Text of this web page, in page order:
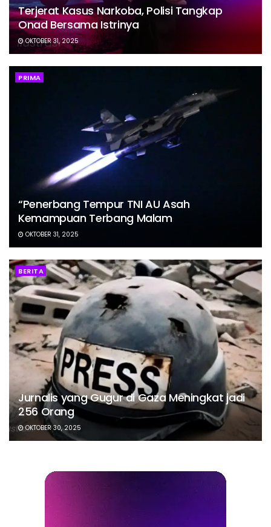
Terjerat Kasus Narkoba, Polisi Tangkap
Onad Bersama Istrinya
OKTOBER 31, 2025
PRIMA
“Penerbang Tempur TNI AU Asah
Kemampuan Terbang Malam
OKTOBER 31, 2025
BERITA
Jurnalis yang Gugur di Gaza Meningkat jadi
256 Orang
OKTOBER 30, 2025